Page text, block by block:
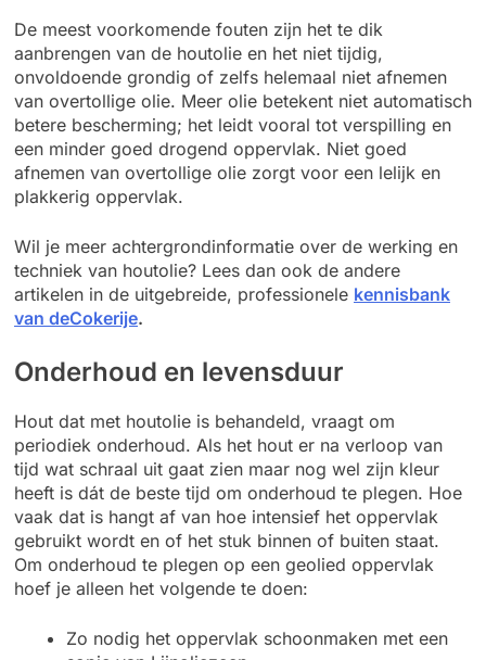
De meest voorkomende fouten zijn het te dik
aanbrengen van de houtolie en het niet tijdig,
onvoldoende grondig of zelfs helemaal niet afnemen
van overtollige olie. Meer olie betekent niet automatisch
betere bescherming; het leidt vooral tot verspilling en
een minder goed drogend oppervlak. Niet goed
afnemen van overtollige olie zorgt voor een lelijk en
plakkerig oppervlak.
Wil je meer achtergrondinformatie over de werking en
techniek van houtolie? Lees dan ook de andere
artikelen in de uitgebreide, professionele kennisbank
van deCokerije.
Onderhoud en levensduur
Hout dat met houtolie is behandeld, vraagt om
periodiek onderhoud. Als het hout er na verloop van
tijd wat schraal uit gaat zien maar nog wel zijn kleur
heeft is dát de beste tijd om onderhoud te plegen. Hoe
vaak dat is hangt af van hoe intensief het oppervlak
gebruikt wordt en of het stuk binnen of buiten staat.
Om onderhoud te plegen op een geolied oppervlak
hoef je alleen het volgende te doen:
Zo nodig het oppervlak schoonmaken met een